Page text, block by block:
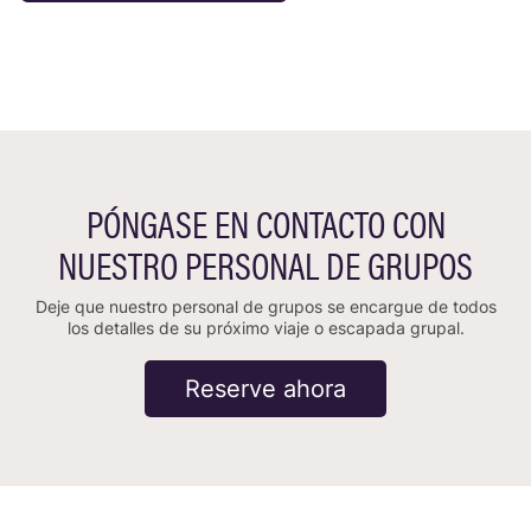
PÓNGASE EN CONTACTO CON
NUESTRO PERSONAL DE GRUPOS
Deje que nuestro personal de grupos se encargue de todos
los detalles de su próximo viaje o escapada grupal.
Reserve ahora